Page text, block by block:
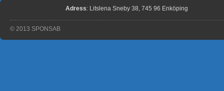
Adress: Litslena Sneby 38, 745 96 Enköping
© 2013 SPONSAB